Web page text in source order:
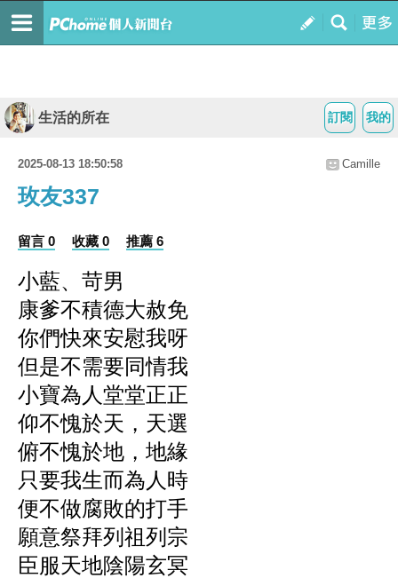
我的
訂閱
生活的所在
2025-08-13 18:50:58 Camille
玫友337
留言 0 收藏 0 推薦 6
小藍、苛男
康爹不積德大赦免
你們快來安慰我呀
但是不需要同情我
小寶為人堂堂正正
仰不愧於天，天選
俯不愧於地，地緣
只要我生而為人時
便不做腐敗的打手
願意祭拜列祖列宗
臣服天地陰陽玄冥